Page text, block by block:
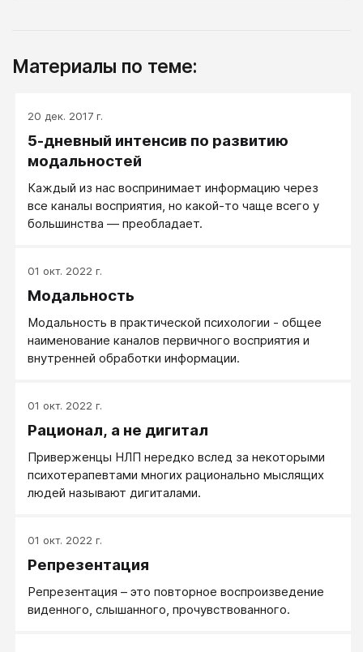
Материалы по теме:
20 дек. 2017 г.
5-дневный интенсив по развитию
модальностей
Каждый из нас воспринимает информацию через
все каналы восприятия, но какой-то чаще всего у
большинства — преобладает.
01 окт. 2022 г.
Модальность
Модальность в практической психологии - общее
наименование каналов первичного восприятия и
внутренней обработки информации.
01 окт. 2022 г.
Рационал, а не дигитал
Приверженцы НЛП нередко вслед за некоторыми
психотерапевтами многих рационально мыслящих
людей называют дигиталами.
01 окт. 2022 г.
Репрезентация
Репрезентация – это повторное воспроизведение
виденного, слышанного, прочувствованного.